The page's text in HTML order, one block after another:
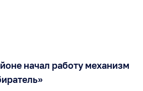
начал работу механизм